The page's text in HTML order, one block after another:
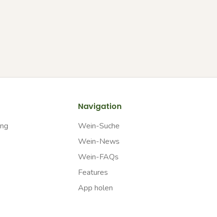
Navigation
Wein-Suche
Wein-News
Wein-FAQs
Features
App holen